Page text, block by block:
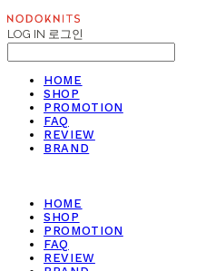
LOG IN 로그인
HOME
SHOP
PROMOTION
FAQ
REVIEW
BRAND
HOME
SHOP
PROMOTION
FAQ
REVIEW